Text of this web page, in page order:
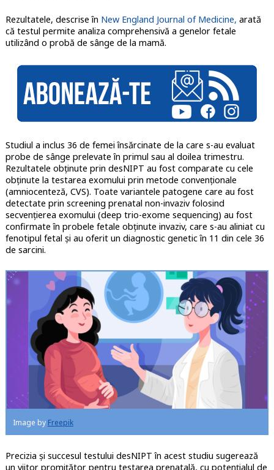
Rezultatele, descrise în New England Journal of Medicine, arată
că testul permite analiza comprehensivă a genelor fetale
utilizând o probă de sânge de la mamă.
Studiul a inclus 36 de femei însărcinate de la care s-au evaluat
probe de sânge prelevate în primul sau al doilea trimestru.
Rezultatele obținute prin desNIPT au fost comparate cu cele
obținute la testarea exomului prin metode convenționale
(amniocenteză, CVS). Toate variantele patogene care au fost
detectate prin screening prenatal non-invaziv folosind
secvențierea exomului (deep trio-exome sequencing) au fost
confirmate în probele fetale obținute invaziv, care s-au aliniat cu
fenotipul fetal și au oferit un diagnostic genetic în 11 din cele 36
de sarcini.
Image by Freepik
Precizia și succesul testului desNIPT în acest studiu sugerează
un viitor promițător pentru testarea prenatală, cu potențialul de